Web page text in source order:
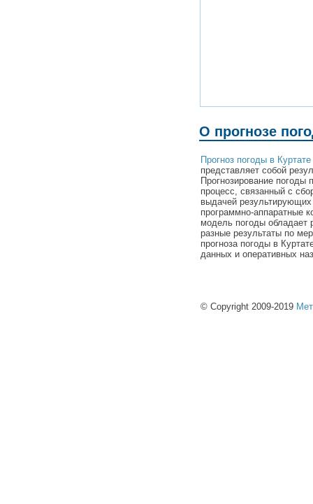
О прогнозе
Прогноз погоды в
представляет собой
Прогнозирование погоды
процесс, связанный с
выдачей
программно-аппаратные
модель погоды обладает
разные результаты по
прогноза погоды в
данных и оперативных
© Copyright 2009-2019